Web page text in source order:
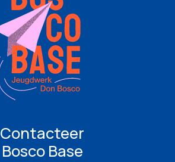
Contacteer
Bosco Base